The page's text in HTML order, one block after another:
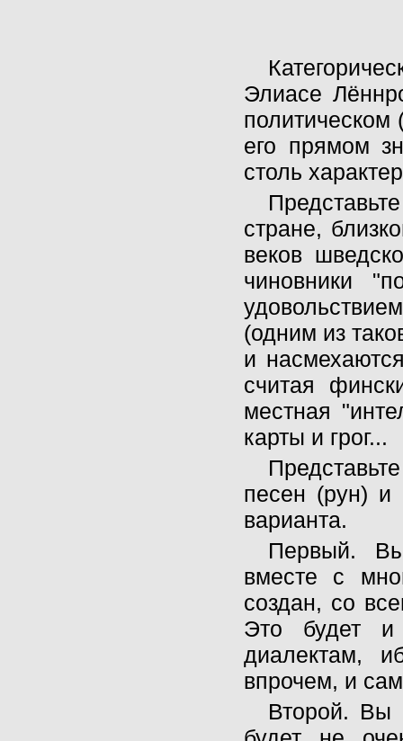
Элиасе
его прямом
столь
стране,
веков
чиновники
(одним из
и
считая
местная
карты и грог...
песен (рун) и
варианта.
Первый.
вместе с
создан, со
Это будет и
диалектам,
впрочем, и
Второй. Вы